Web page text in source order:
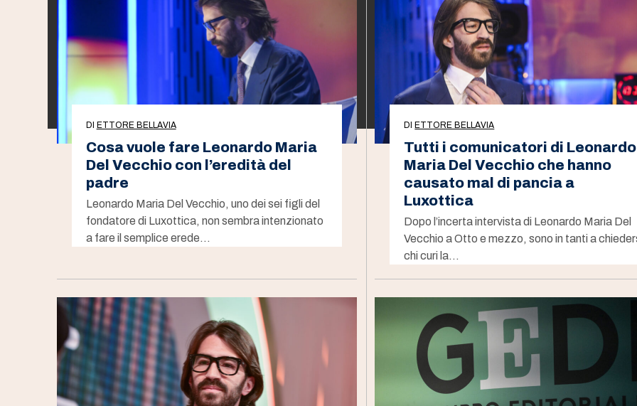
DI ETTORE BELLAVIA
Cosa vuole fare Leonardo Maria
Del Vecchio con l’eredità del
padre
Leonardo Maria Del Vecchio, uno dei sei figli del
fondatore di Luxottica, non sembra intenzionato
a fare il semplice erede…
DI ETTORE BELLAVIA
Tutti i comunicatori di Leonardo
Maria Del Vecchio che hanno
causato mal di pancia a
Luxottica
Dopo l’incerta intervista di Leonardo Maria Del
Vecchio a Otto e mezzo, sono in tanti a
chi curi la…